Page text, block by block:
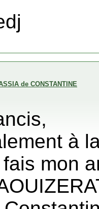
de CONSTANTINE
à
mon